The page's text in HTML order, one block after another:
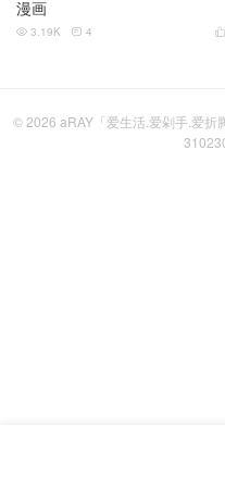
漫画

 3.19K  4
© 2026 aRAY「爱生活.爱剁手.爱折